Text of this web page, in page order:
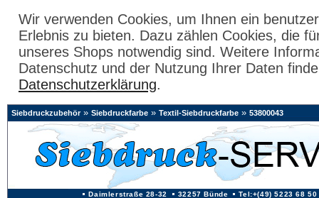
Wir verwenden Cookies, um Ihnen ein
Erlebnis zu bieten. Dazu zählen Cookies, die
unseres Shops notwendig sind. Weitere
Datenschutz und der Nutzung Ihrer Daten
Datenschutzerklärung.
Daimlerstraße 28-32 32257 Bünde Tel:+(49) 5223 68 50
Siebdruckzubehör» Siebdruckfarbe » Textil-Siebdruckfarbe » 53800043